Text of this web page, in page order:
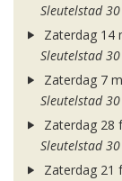
Sleutelstad 30
Zaterdag 14
Sleutelstad 30
Zaterdag 7
Sleutelstad 30
Zaterdag 28
Sleutelstad 30
Zaterdag 21